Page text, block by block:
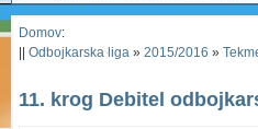
Domov:
Odbojkarska liga » 2015/2016 »
11. krog Debitel